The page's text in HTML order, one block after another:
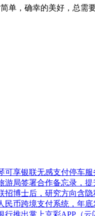
单，确幸的美好，总需
可享银联无感支付停车服
游局签署合作备忘录，
招博士后，研究方向含
民币跨境支付系统，年